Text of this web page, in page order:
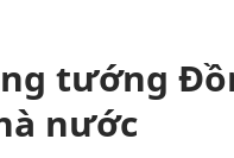
tướng
nước